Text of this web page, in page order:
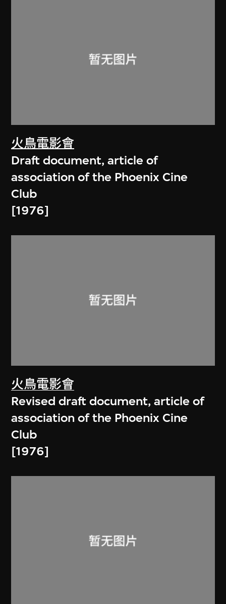
火鳥電影會
Draft document, article of
association of the Phoenix Cine
Club
[1976]
火鳥電影會
Revised draft document, article of
association of the Phoenix Cine
Club
[1976]